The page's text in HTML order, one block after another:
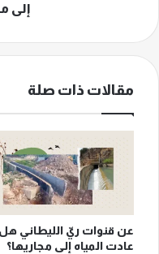
إلى
مقالات ذات صلة
عن قنوات ريّ الليطاني هل
عادت المياه إلى مجاريها؟